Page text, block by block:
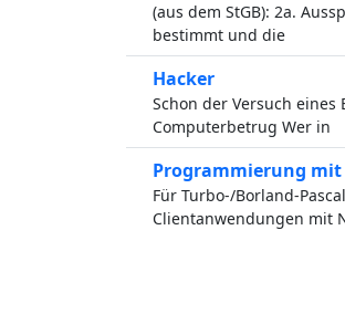
(aus dem StGB): 2a.
bestimmt und die
Hacker
Schon der Versuch eines
Computerbetrug Wer in
Programmierung mit
Für Turbo-/Borland-
Clientanwendungen mit